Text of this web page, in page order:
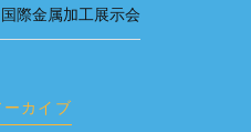
際金属加工展示会
ーカイブ